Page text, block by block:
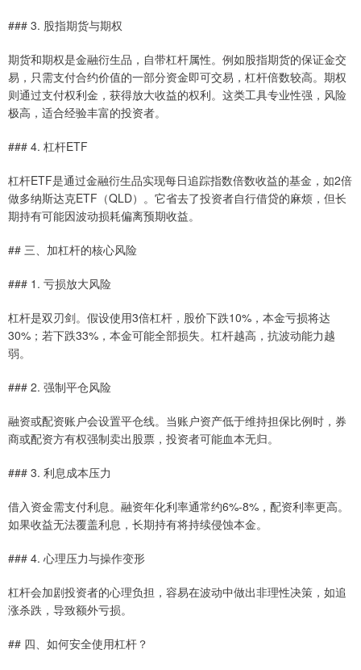
### 3. 股指期货与期权
期货和期权是金融衍生品，自带杠杆属性。例如股指期货的保证金交
易，只需支付合约价值的一部分资金即可交易，杠杆倍数较高。期权
则通过支付权利金，获得放大收益的权利。这类工具专业性强，风险
极高，适合经验丰富的投资者。
### 4. 杠杆ETF
杠杆ETF是通过金融衍生品实现每日追踪指数倍数收益的基金，如2倍
做多纳斯达克ETF（QLD）。它省去了投资者自行借贷的麻烦，但长
期持有可能因波动损耗偏离预期收益。
## 三、加杠杆的核心风险
### 1. 亏损放大风险
杠杆是双刃剑。假设使用3倍杠杆，股价下跌10%，本金亏损将达
30%；若下跌33%，本金可能全部损失。杠杆越高，抗波动能力越
弱。
### 2. 强制平仓风险
融资或配资账户会设置平仓线。当账户资产低于维持担保比例时，券
商或配资方有权强制卖出股票，投资者可能血本无归。
### 3. 利息成本压力
借入资金需支付利息。融资年化利率通常约6%-8%，配资利率更高。
如果收益无法覆盖利息，长期持有将持续侵蚀本金。
### 4. 心理压力与操作变形
杠杆会加剧投资者的心理负担，容易在波动中做出非理性决策，如追
涨杀跌，导致额外亏损。
## 四、如何安全使用杠杆？